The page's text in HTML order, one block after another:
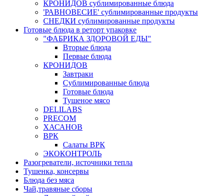
КРОНИДОВ сублимированные блюда
'РАВНОВЕСИЕ' сублимированные продукты
СНЕДКИ сублимированные продукты
Готовые блюда в реторт упаковке
"ФАБРИКА ЗДОРОВОЙ ЕДЫ"
Вторые блюда
Первые блюда
КРОНИДОВ
Завтраки
Сублимированные блюда
Готовые блюда
Тушеное мясо
DELILABS
PRECOM
ХАСАНОВ
ВРК
Салаты ВРК
ЭКОКОНТРОЛЬ
Разогреватели, источники тепла
Тушенка, консервы
Блюда без мяса
Чай,травяные сборы